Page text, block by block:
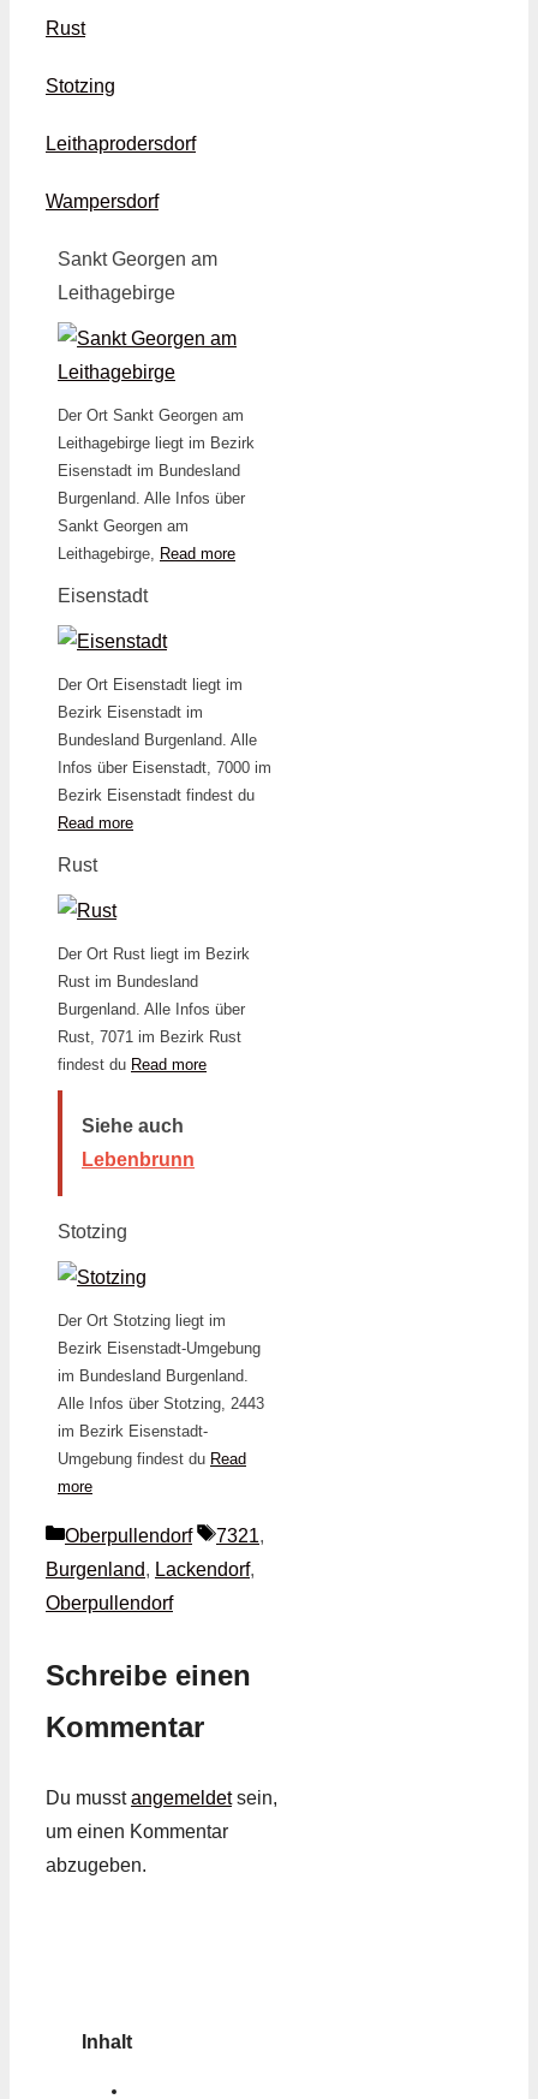
Rust
Stotzing
Leithaprodersdorf
Wampersdorf
Sankt Georgen am
Leithagebirge
Der Ort Sankt Georgen am
Leithagebirge liegt im Bezirk
Eisenstadt im Bundesland
Burgenland. Alle Infos über
Sankt Georgen am
Leithagebirge, Read more
Eisenstadt
Der Ort Eisenstadt liegt im
Bezirk Eisenstadt im
Bundesland Burgenland. Alle
Infos über Eisenstadt, 7000 im
Bezirk Eisenstadt findest du
Read more
Rust
Der Ort Rust liegt im Bezirk
Rust im Bundesland
Burgenland. Alle Infos über
Rust, 7071 im Bezirk Rust
findest du Read more
Siehe auch
Lebenbrunn
Stotzing
Der Ort Stotzing liegt im
Bezirk Eisenstadt-Umgebung
im Bundesland Burgenland.
Alle Infos über Stotzing, 2443
im Bezirk Eisenstadt-
Umgebung findest du Read
more
Kategorien
Oberpullendorf Schlagwörter
7321,
Burgenland, Lackendorf,
Oberpullendorf
Schreibe einen
Kommentar
Du musstangemeldetsein,
um einen Kommentar
abzugeben.
Inhalt